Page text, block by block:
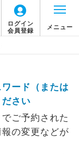
ログイン
会員登録
メニュー
ード（または
さい
ご予約された
の変更などが